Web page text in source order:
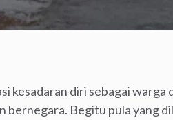
kesadaran diri sebagai warga
bernegara. Begitu pula yang